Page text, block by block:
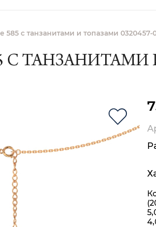
585 с танзанитами и топазами 0320457-
С ТАНЗАНИТАМИ